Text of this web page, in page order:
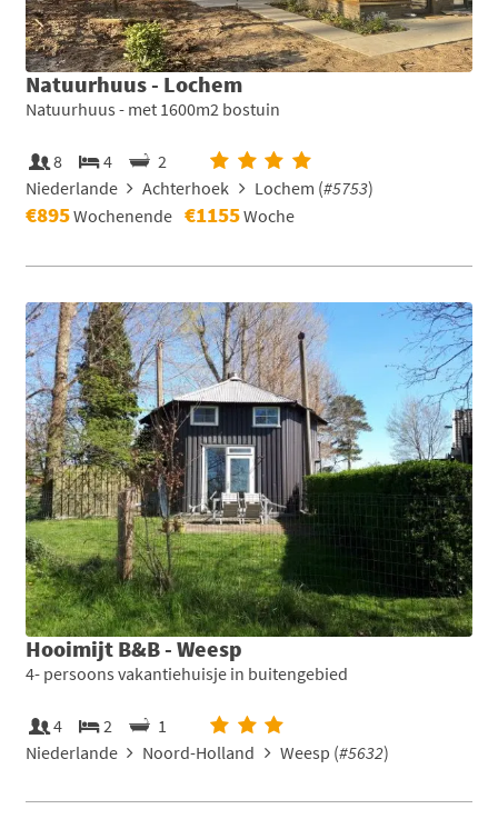
Natuurhuus - Lochem
Natuurhuus - met 1600m2 bostuin
8 4
2
Niederlande
Achterhoek Lochem (#5753)
€895Wochenende €1155Woche
Hooimijt B&B - Weesp
4- persoons vakantiehuisje in buitengebied
4 2
1
Niederlande
Noord-Holland Weesp (#5632)